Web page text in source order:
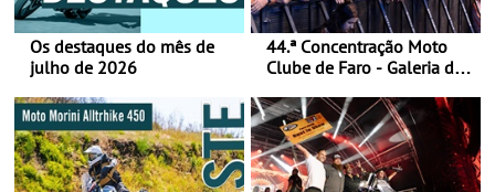
Os destaques do mês de
julho de 2026
44.ª Concentração Moto
Clube de Faro - Galeria de